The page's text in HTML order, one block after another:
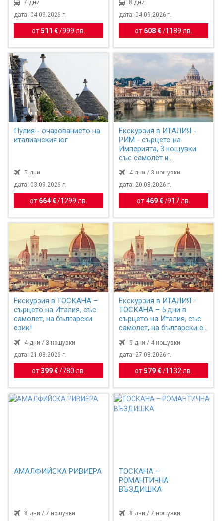
7 дни
дата: 04.09.2026 г.
от511 € /999 лв.
8 дни
дата: 04.09.2026 г.
от 608 €/ 1189 лв.
Пулия - очарованието на
италианския юг
5 дни
дата: 03.09.2026 г.
от 664 € / 1299 лв.
Екскурзия в ИТАЛИЯ -
РИМ - сърцето на
Империята, 3 нощувки
със самолет и
4 дни / 3 нощувки
дата: 20.08.2026 г.
от469 €/917 лв.
Екскурзия в ТОСКАНА –
сърцето на Италия, със
самолет, на български
език!
4 дни / 3 нощувки
дата: 21.08.2026 г.
от399 € / 780 лв.
Екскурзия в ИТАЛИЯ -
ТОСКАНА – 5 дни в
сърцето на Италия, със
самолет, на български е...
5 дни / 4 нощувки
дата: 27.08.2026 г.
от579 €/ 1132 лв.
АМАЛФИЙСКА РИВИЕРА
8 дни / 7 нощувки
ТОСКАНА –
РОМАНТИЧНА
ВЪЗДИШКА
8 дни / 7 нощувки